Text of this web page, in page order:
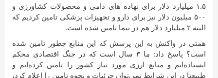
۱.۵ میلیارد دلار برای نهاده های دامی و محصولات کشاورزی و
۵۰۰ میلیون دلار نیز برای دارو و تجهیزات پزشکی تامین کردیم که
البته ۲ میلیارد دلار هم در نیما تامین شده است.
همتی در واکنش به این پرسش که این منابع چطور تامین شده
است؟ پاسخ داد: ما ۳ سال است که در جنگ اقتصادی محکم
ایستاده‌ایم و منابع ارزی مورد نیاز کشور را تامین کرده‌ایم و
طبیعتا در این شرایط نمی‌توان جزئیات و نحوه تامین را اعلام کرد،